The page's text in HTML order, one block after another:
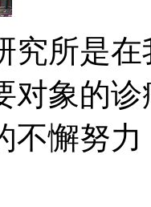
究所是
对象的
不懈努